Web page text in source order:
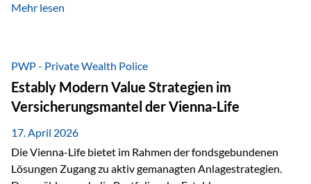
fünf zentrale Faktoren: eine saubere Struktur, breite
diesem Thema liefern unter anderem die praxisnahen
Ansätze von Finanzexperte Klaus Rost, der seit vielen Jahren
für eine verständliche und…
Mehr lesen
PWP - Private Wealth Police
Estably Modern Value Strategien im
Versicherungsmantel der Vienna-Life
17. April 2026
Die Vienna-Life bietet im Rahmen der fondsgebundenen
Lösungen Zugang zu aktiv gemanagten Anlagestrategien.